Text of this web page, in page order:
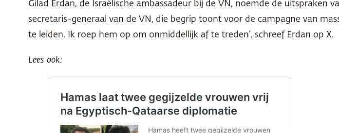
Gilad Erdan, de Israëlische ambassadeur bij de VN, noemde de uitspraken
secretaris-generaal van de VN, die begrip toont voor de campagne van
te leiden. Ik roep hem op om onmiddellijk af te treden’, schreef Erdan op X.
Lees ook: